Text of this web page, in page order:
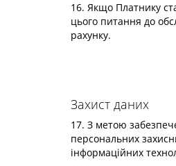
16. Якщо Платнику
цього питання до
рахунку.
Захист даних
17. З метою
персональних
інформаційних